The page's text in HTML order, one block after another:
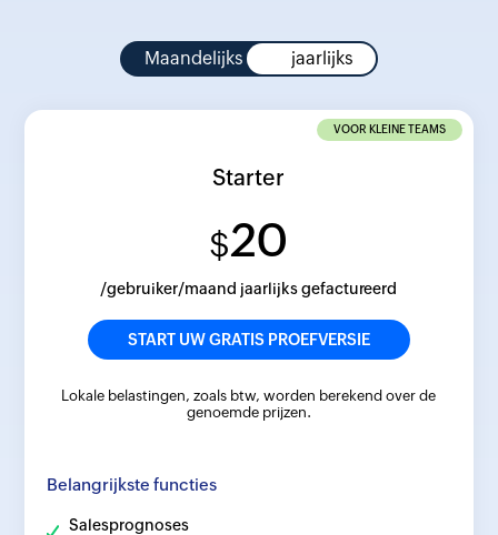
Maandelijks jaarlijks
VOOR KLEINE TEAMS
Starter
$20
/gebruiker/maand jaarlijks gefactureerd
START UW GRATIS PROEFVERSIE
Lokale belastingen, zoals btw, worden berekend over de
genoemde prijzen.
Belangrijkste functies
Salesprognoses